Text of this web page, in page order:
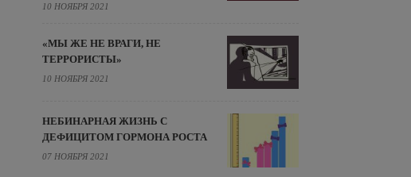
10 НОЯБРЯ 2021
«МЫ ЖЕ НЕ ВРАГИ, НЕ
ТЕРРОРИСТЫ»
10 НОЯБРЯ 2021
НЕБИНАРНАЯ ЖИЗНЬ С
ДЕФИЦИТОМ ГОРМОНА РОСТА
07 НОЯБРЯ 2021